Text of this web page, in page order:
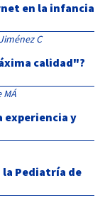
en la infancia
C
calidad"?
MÁ
experiencia y
la Pediatría de